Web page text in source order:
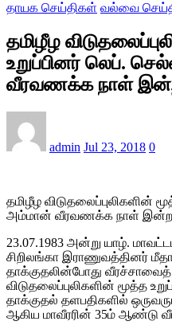
தாயக செய்திகள் வல்வை
தமிழீழ
உறுப்பினர் லெப்.
வீரவணக்க நாள்
admin Jul 23, 2018 0
தமிழீழ விடுதலைப்புலிகளின்
அம்மான் வீரவணக்க நாள்
23.07.1983 அன்று யாழ்.
சிறிலங்கா இராணுவத்தினர்
தாக்குதலின்போது
விடுதலைப்புலிகளின் மூத்த
தாக்குதல் தளபதிகளில்
ஆகிய மாவீரரின் 35ம் ஆண்டு